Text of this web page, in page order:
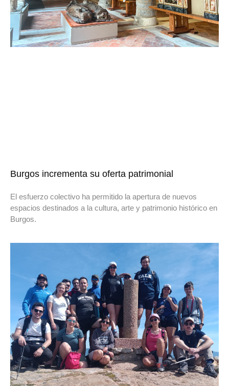
Burgos incrementa su oferta patrimonial
El esfuerzo colectivo ha permitido la apertura de nuevos
espacios destinados a la cultura, arte y patrimonio histórico en
Burgos.